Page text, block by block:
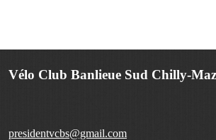
Vélo Club Banlieue Sud Chilly-
presidentvcbs@gmail.com